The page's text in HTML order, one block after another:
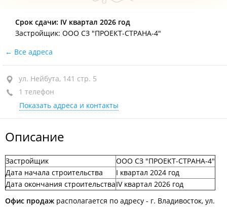
Срок сдачи: IV квартал 2026 год
Застройщик: ООО СЗ "ПРОЕКТ-СТРАНА-4"
Все адреса
ул. Нейбута, 141 стр. 5
1 телефон
Показать адреса и контакты
Описание
Застройщик
ООО СЗ "ПРОЕКТ-СТРАНА-4"
Дата начала строительства
I квартал 2024 год
Дата окончания строительстваIV квартал 2026 год
Офис продаж располагается по адресу - г. Владивосток, ул.